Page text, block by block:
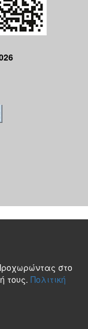
στο
τους. Πολιτική